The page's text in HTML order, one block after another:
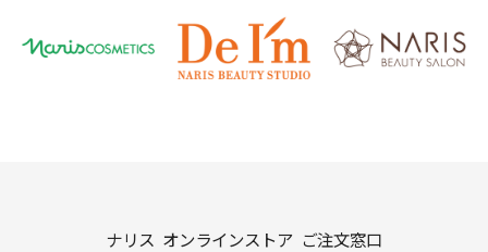
ナリス オンラインストア ご注文窓口